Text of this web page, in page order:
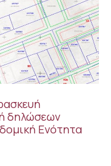
δηλώσεων
Ενότητα